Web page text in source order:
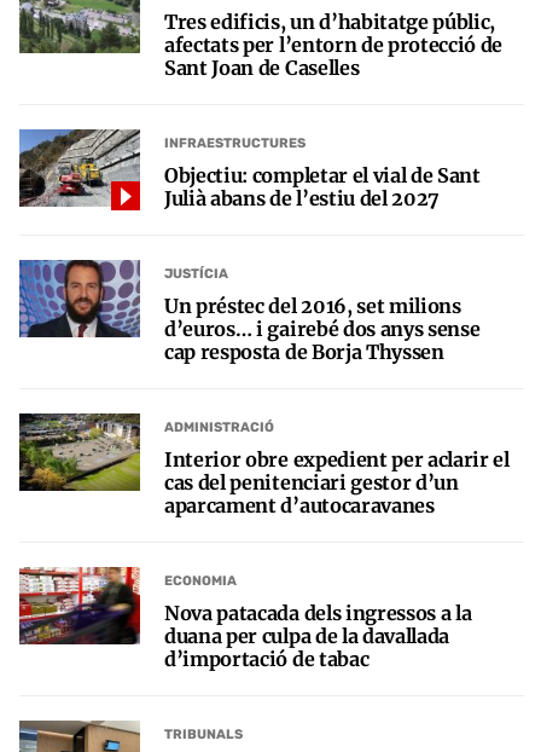
Tres edificis, un d’habitatge públic,
afectats per l’entorn de protecció de
Sant Joan de Caselles
INFRAESTRUCTURES
Objectiu: completar el vial de Sant
Julià abans de l’estiu del 2027
JUSTÍCIA
Un préstec del 2016, set milions
d’euros… i gairebé dos anys sense
cap resposta de Borja Thyssen
ADMINISTRACIÓ
Interior obre expedient per aclarir el
cas del penitenciari gestor d’un
aparcament d’autocaravanes
ECONOMIA
Nova patacada dels ingressos a la
duana per culpa de la davallada
d’importació de tabac
TRIBUNALS